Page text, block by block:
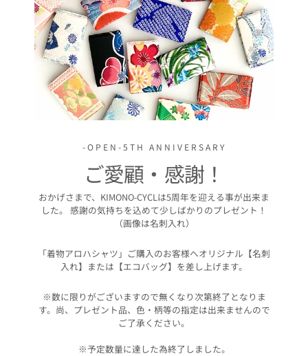
-OPEN-5TH ANNIVERSARY
ご愛顧・感謝！
おかげさまで、KIMONO-CYCLは5周年を迎える事が出来ま
した。 感謝の気持ちを込めて少しばかりのプレゼント！
（画像は名刺入れ）
「着物アロハシャツ」ご購入のお客様へオリジナル【名刺
入れ】または【エコバッグ】を差し上げます。
※数に限りがございますので無くなり次第終了となりま
す。尚、プレゼント品、色・柄等の指定は出来ませんので
ご了承ください。
※予定数量に達した為終了しました。